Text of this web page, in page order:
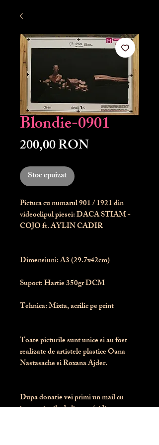
Blondie-0901
200,00 RONPreț
Stoc epuizat
Pictura cu numarul901/ 1921 din
videoclipul piesei: DACA STIAM -
COJO ft. AYLIN CADIR
Dimensiuni: A3 (29.7x42cm)
Suport: Hartie 350gr DCM
Tehnica: Mixta, acrilic pe print
Toate picturile sunt unice si au fost
realizate de artistele plastice Oana
Nastasache si Roxana Ajder.
Dupa donatie vei primi un mail cu
instructiunile de livrare / ridicare.